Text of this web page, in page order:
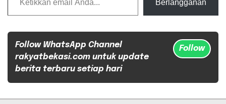
Berlangganan
Follow WhatsApp Channel
rakyatbekasi.com untuk update
berita terbaru setiap hari
Follow